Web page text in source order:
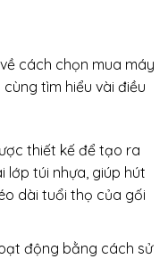
cách chọn mua máy
tìm hiểu vài điều
thiết kế để tạo ra
lớp túi nhựa, giúp hút
dài tuổi thọ của gối
động bằng cách sử